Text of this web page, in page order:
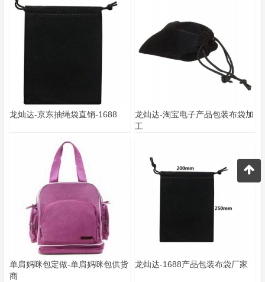
龙灿达-京东抽绳袋直销-1688
龙灿达-淘宝电子产品包装布袋加
工
单肩妈咪包定做-单肩妈咪包供货
商
龙灿达-1688产品包装布袋厂家